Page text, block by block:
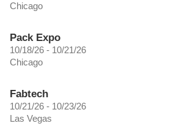
Chicago
Pack Expo
10/18/26 - 10/21/26
Chicago
Fabtech
10/21/26 - 10/23/26
Las Vegas